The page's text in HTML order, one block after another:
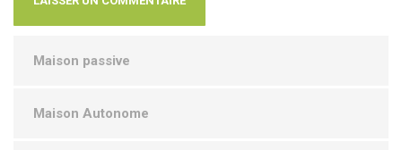
Maison passive
Maison Autonome